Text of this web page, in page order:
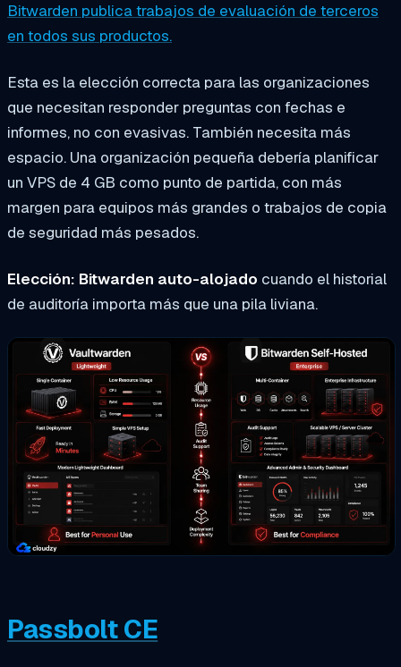
Bitwarden publica trabajos de evaluación de terceros
en todos sus productos.
Esta es la elección correcta para las organizaciones
que necesitan responder preguntas con fechas e
informes, no con evasivas. También necesita más
espacio. Una organización pequeña debería planificar
un VPS de 4 GB como punto de partida, con más
margen para equipos más grandes o trabajos de copia
de seguridad más pesados.
Elección: Bitwarden auto-alojado cuando el historial
de auditoría importa más que una pila liviana.
Passbolt CE